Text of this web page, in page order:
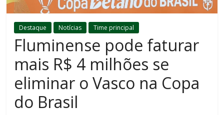
Destaque Notícias Time principal
Fluminense pode faturar
mais R$ 4 milhões se
eliminar o Vasco na Copa
do Brasil